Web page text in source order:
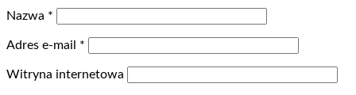
Nazwa *
Adres e-mail *
Witryna internetowa